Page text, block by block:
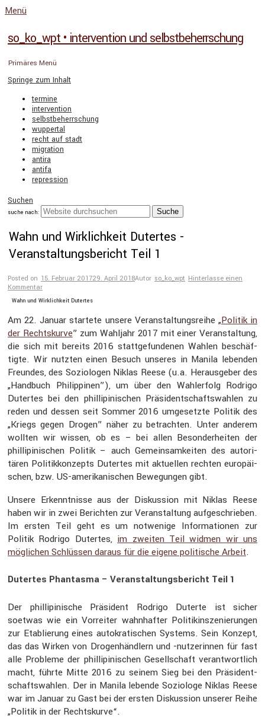
Menü
so_ko_wpt • intervention und selbstbeherrschung
Primäres Menü
Springe zum Inhalt
termine
intervention
selbstbeherrschung
wuppertal
recht auf stadt
migration
antira
antifa
repression
Suchen
suche nach:
Wahn und Wirklichkeit Dutertes -
Veranstaltungsbericht Teil 1
Posted on 15. Februar 201729. April 2018Autor so_ko_wpt Hinterlasse einen
Kommentar
Wahn und Wirklichkeit Dutertes
Am 22. Januar startete unsere Veran­stal­tungs­reihe „Politik in
der Rechts­kurve” zum Wahljahr 2017 mit einer Veran­stal­tung,
die sich mit bereits 2016 statt­ge­fun­denen Wahlen beschäf­
tigte. Wir nutzten einen Besuch unseres in Manila lebenden
Freundes, des Sozio­logen Niklas Reese (u.a. Heraus­geber des
„Handbuch Philip­pinen”), um über den Wahler­folg Rodrigo
Dutertes bei den philli­pi­ni­schen Präsi­dent­schafts­wahlen zu
reden und dessen seit Sommer 2016 umgesetzte Politik des
„Kriegs gegen Drogen” näher zu betrachten. Unter anderem
wollten wir wissen, ob es – bei allen Beson­der­heiten der
philli­pi­ni­schen Politik – auch Gemein­sam­keiten des autori­
tären Politik­kon­zepts Dutertes mit aktuellen rechten europäi­
schen, bzw. US-ameri­ka­ni­schen Bewegungen gibt.
Unsere Erkennt­nisse aus der Diskus­sion mit Niklas Reese
haben wir in zwei Berichten zur Veran­stal­tung aufge­schrieben.
Im ersten Teil geht es um notwe­nige Infor­ma­tionen zur
Politik Rodrigo Dutertes, im zweiten Teil widmen wir uns
mögli­chen Schlüssen daraus für die eigene politi­sche Arbeit.
Dutertes Phantasma – Veranstaltungsbericht Teil 1
Der philli­pi­ni­sche Präsi­dent Rodrigo Duterte ist sicher
soetwas wie ein Vorreiter wahnhafter Politik­in­sze­nie­rungen
zur Etablie­rung eines autokra­ti­schen Systems. Sein Konzept,
das das Wirken von Drogen­händ­lern und -nutze­rinnen für fast
alle Probleme der philli­pi­ni­schen Gesell­schaft verant­wort­lich
macht, führte Mitte 2016 zu seinem Sieg bei den Präsi­dent­
schafts­wahlen. Der in Manila lebende Sozio­loge Niklas Reese
war im Januar zu Gast bei der ersten Diskus­sion unserer Reihe
„Politik in der Rechts­kurve“.